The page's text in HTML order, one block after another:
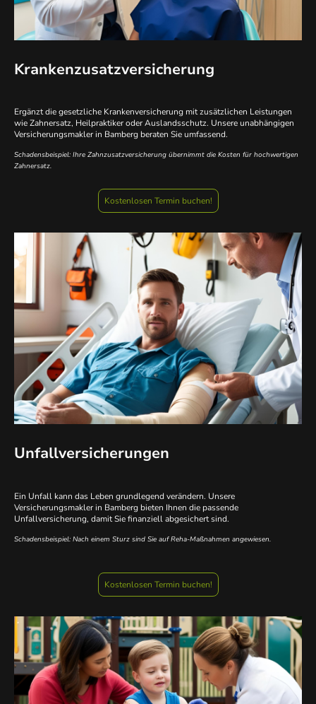
Krankenzusatzversicherung
Ergänzt die gesetzliche Krankenversicherung mit zusätzlichen Leistungen
wie Zahnersatz, Heilpraktiker oder Auslandsschutz. Unsere unabhängigen
Versicherungsmakler in Bamberg beraten Sie umfassend.
Schadensbeispiel: Ihre Zahnzusatzversicherung übernimmt die Kosten für hochwertigen
Zahnersatz.
Kostenlosen Termin buchen!
Unfallversicherungen
Ein Unfall kann das Leben grundlegend verändern. Unsere
Versicherungsmakler in Bamberg bieten Ihnen die passende
Unfallversicherung, damit Sie finanziell abgesichert sind.
Schadensbeispiel: Nach einem Sturz sind Sie auf Reha-Maßnahmen angewiesen.
Kostenlosen Termin buchen!